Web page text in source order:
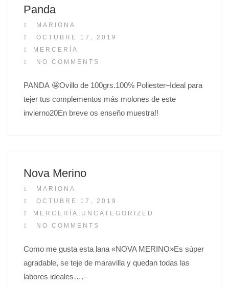
Panda
MARIONA
P
O
S
E
D
O
OCTUBRE 17, 2019
MERCERÍA
NO COMMENTS
PANDA 🤩Ovillo de 100grs.100% Poliester–Ideal para
tejer tus complementos más molones de este
invierno20En breve os enseño muestra!!
Nova Merino
MARIONA
P
O
S
E
D
O
OCTUBRE 17, 2019
MERCERÍA , UNCATEGORIZED
NO COMMENTS
Como me gusta esta lana «NOVA MERINO»Es súper
agradable, se teje de maravilla y quedan todas las
labores ideales….–